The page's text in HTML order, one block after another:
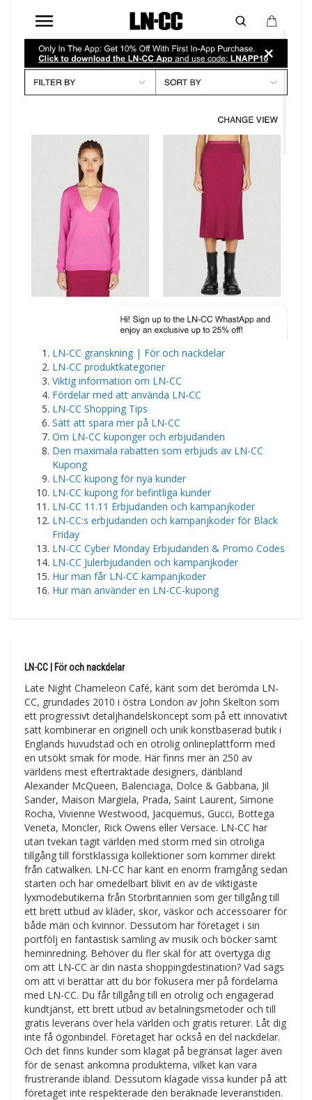
LN-CC granskning | För och nackdelar
LN-CC produktkategorier
Viktig information om LN-CC
Fördelar med att använda LN-CC
LN-CC Shopping Tips
Sätt att spara mer på LN-CC
Om LN-CC kuponger och erbjudanden
Den maximala rabatten som erbjuds av LN-CC
Kupong
LN-CC kupong för nya kunder
LN-CC kupong för befintliga kunder
LN-CC 11.11 Erbjudanden och kampanjkoder
LN-CC:s erbjudanden och kampanjkoder för Black
Friday
LN-CC Cyber Monday Erbjudanden & Promo Codes
LN-CC Julerbjudanden och kampanjkoder
Hur man får LN-CC kampanjkoder
Hur man använder en LN-CC-kupong
LN-CC | För och nackdelar
Late Night Chameleon Café, känt som det berömda LN-
CC, grundades 2010 i östra London av John Skelton som
ett progressivt detaljhandelskoncept som på ett innovativt
sätt kombinerar en originell och unik konstbaserad butik i
Englands huvudstad och en otrolig onlineplattform med
en utsökt smak för mode. Här finns mer än 250 av
världens mest eftertraktade designers, däribland
Alexander McQueen, Balenciaga, Dolce & Gabbana, Jil
Sander, Maison Margiela, Prada, Saint Laurent, Simone
Rocha, Vivienne Westwood, Jacquemus, Gucci, Bottega
Veneta, Moncler, Rick Owens eller Versace. LN-CC har
utan tvekan tagit världen med storm med sin otroliga
tillgång till förstklassiga kollektioner som kommer direkt
från catwalken. LN-CC har känt en enorm framgång sedan
starten och har omedelbart blivit en av de viktigaste
lyxmodebutikerna från Storbritannien som ger tillgång till
ett brett utbud av kläder, skor, väskor och accessoarer för
både män och kvinnor. Dessutom har företaget i sin
portfölj en fantastisk samling av musik och böcker samt
heminredning. Behöver du fler skäl för att övertyga dig
om att LN-CC är din nästa shoppingdestination? Vad sägs
om att vi berättar att du bör fokusera mer på fördelarna
med LN-CC. Du får tillgång till en otrolig och engagerad
kundtjänst, ett brett utbud av betalningsmetoder och till
gratis leverans över hela världen och gratis returer. Låt dig
inte få ögonbindel. Företaget har också en del nackdelar.
Och det finns kunder som klagat på begränsat lager även
för de senast ankomna produkterna, vilket kan vara
frustrerande ibland. Dessutom klagade vissa kunder på att
företaget inte respekterade den beräknade leveranstiden.